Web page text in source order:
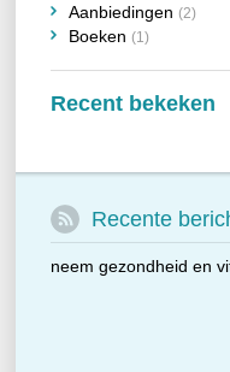
Aanbiedingen (2)
Boeken (1)
Recent bekeken
Recente
neem gezondheid en